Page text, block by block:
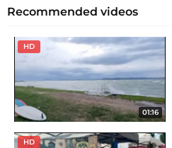
Recommended videos
HD
01:16
HD